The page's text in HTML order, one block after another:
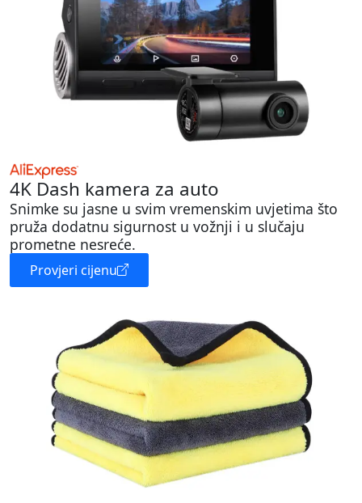
4K Dash kamera za auto
Snimke su jasne u svim vremenskim uvjetima što
pruža dodatnu sigurnost u vožnji i u slučaju
prometne nesreće.
Provjeri cijenu